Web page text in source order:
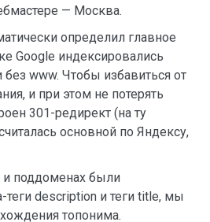
— Москва.
определил главное
Google индексировались
www. Чтобы избавиться от
и при этом не потерять
301-редирект (на ту
основной по Яндексу,
и поддоменах были
description и теги title, мы
топонима.